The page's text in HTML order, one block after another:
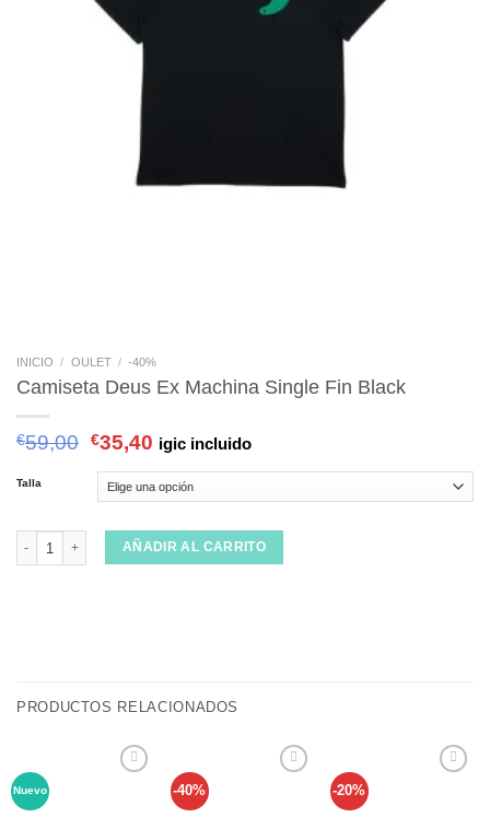
INICIO / OULET / -40%
Camiseta Deus Ex Machina Single Fin Black
€59,00 €35,40 igic incluido
Talla
Camiseta Deus Ex Machina Single Fin Black cantidad
AÑADIR AL CARRITO
PRODUCTOS RELACIONADOS
Nuevo -40% -20%